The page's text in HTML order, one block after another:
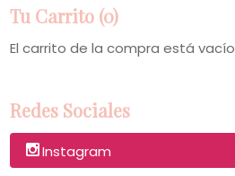
Tu Carrito (0)
El carrito de la compra está vacío
Redes Sociales
Instagram